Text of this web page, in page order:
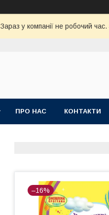
Зараз у компанії не робочий
ПРО НАС КОНТАКТИ
–16%